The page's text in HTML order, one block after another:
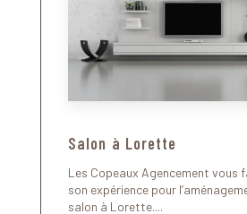
Salon à Lorette
Les Copeaux Agencement
son expérience pour
salon à Lorette....